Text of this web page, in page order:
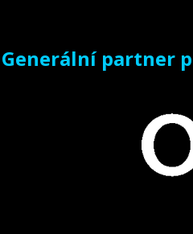
Generální partner